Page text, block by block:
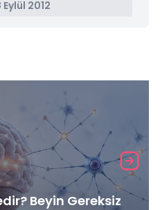
Eylül 2012
Beyin Gereksiz